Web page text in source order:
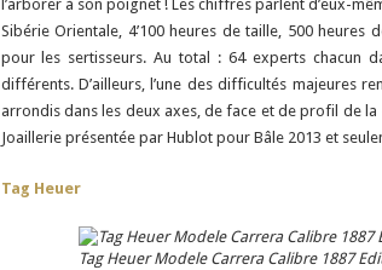
l’arborer à son poignet ! Les chiffres parlent d’eux-
Sibérie Orientale, 4’100 heures de taille, 500
pour les sertisseurs. Au total : 64 experts chacun
différents. D’ailleurs, l’une des difficultés majeures
arrondis dans les deux axes, de face et de profil de
Joaillerie présentée par Hublot pour Bâle 2013 et
Tag Heuer
Tag Heuer Modele Carrera Calibre 1887